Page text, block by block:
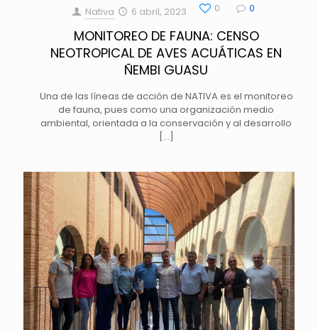
Nativa 6 abril, 2023 0 0
MONITOREO DE FAUNA: CENSO
NEOTROPICAL DE AVES ACUÁTICAS EN
ÑEMBI GUASU
Una de las líneas de acción de NATIVA es el monitoreo
de fauna, pues como una organización medio
ambiental, orientada a la conservación y al desarrollo
[…]